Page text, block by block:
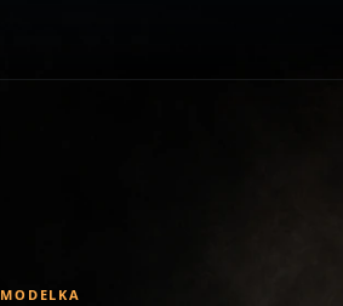
MODELKA